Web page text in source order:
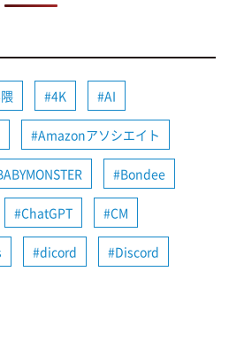
4K AI
Amazonアソシエイト
Bondee
ChatGPT CM
dicord Discord